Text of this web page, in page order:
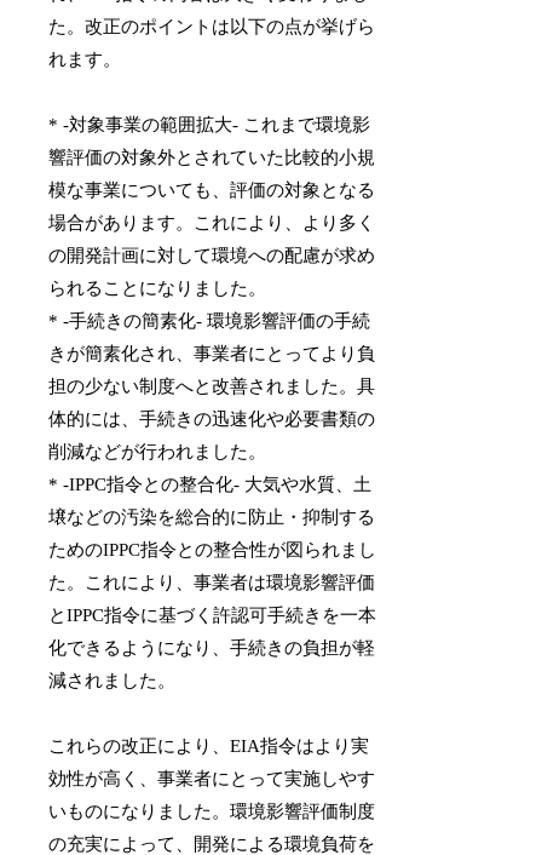
た。改正のポイントは以下の点が挙げら
れます。
* -対象事業の範囲拡大- これまで環境影
響評価の対象外とされていた比較的小規
模な事業についても、評価の対象となる
場合があります。これにより、より多く
の開発計画に対して環境への配慮が求め
られることになりました。
* -手続きの簡素化- 環境影響評価の手続
きが簡素化され、事業者にとってより負
担の少ない制度へと改善されました。具
体的には、手続きの迅速化や必要書類の
削減などが行われました。
* -IPPC指令との整合化- 大気や水質、土
壌などの汚染を総合的に防止・抑制する
ためのIPPC指令との整合性が図られまし
た。これにより、事業者は環境影響評価
とIPPC指令に基づく許認可手続きを一本
化できるようになり、手続きの負担が軽
減されました。
これらの改正により、EIA指令はより実
効性が高く、事業者にとって実施しやす
いものになりました。環境影響評価制度
の充実によって、開発による環境負荷を